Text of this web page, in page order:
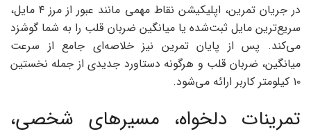
در جریان تمرین، اپلیکیشن نقاط مهمی مانند عبور از مرز ۴ مایل،
سریع‌ترین مایل ثبت‌شده یا میانگین ضربان قلب را به شما گوشزد
می‌کند. پس از پایان تمرین نیز خلاصه‌ای جامع از سرعت
میانگین، ضربان قلب و هرگونه دستاورد جدیدی از جمله نخستین
۱۰ کیلومتر کاربر ارائه می‌شود.
تمرینات دلخواه، مسیرهای شخصی،